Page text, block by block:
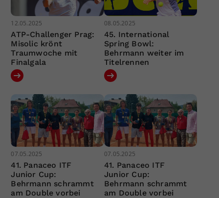
12.05.2025
ATP-Challenger Prag:
Misolic krönt
Traumwoche mit
Finalgala
08.05.2025
45. International
Spring Bowl:
Behrmann weiter im
Titelrennen
07.05.2025
41. Panaceo ITF
Junior Cup:
Behrmann schrammt
am Double vorbei
07.05.2025
41. Panaceo ITF
Junior Cup:
Behrmann schrammt
am Double vorbei